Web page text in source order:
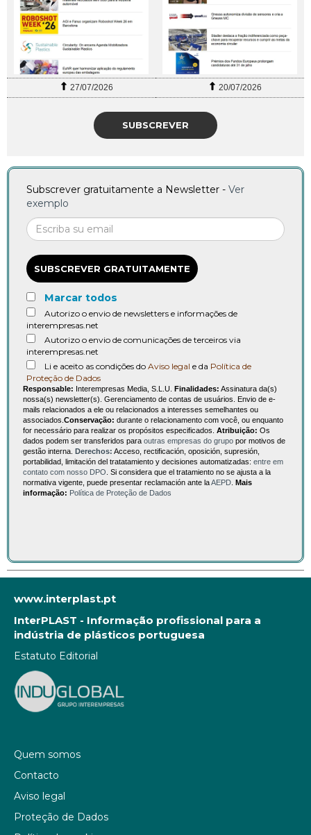
27/07/2026 20/07/2026
SUBSCREVER
Subscrever gratuitamente a Newsletter - Ver
exemplo
SUBSCREVER GRATUITAMENTE
Marcar todos
Autorizo o envio de newsletters e informações de
interempresas.net
Autorizo o envio de comunicações de terceiros via
interempresas.net
Li e aceito as condições do Aviso legal e da Política de
Proteção de Dados
Responsable: Interempresas Media, S.L.U. Finalidades: Assinatura da(s)
nossa(s) newsletter(s). Gerenciamento de contas de usuários. Envio de e-
mails relacionados a ele ou relacionados a interesses semelhantes ou
associados. Conservação: durante o relacionamento com você, ou enquanto
for necessário para realizar os propósitos especificados. Atribuição: Os
dados podem ser transferidos para outras empresas do grupo por motivos de
gestão interna.
Derechos: Acceso, rectificación, oposición, supresión,
portabilidad, limitación del tratatamiento y decisiones automatizadas: entre em
contato com nosso DPO . Si considera que el tratamiento no se ajusta a la
normativa vigente, puede presentar reclamación ante laAEPD
Mais
informação: Política de Proteção de Dados
www.interplast.pt
InterPLAST - Informação profissional para a
indústria de plásticos portuguesa
Estatuto Editorial
Quem somos
Contacto
Aviso legal
Proteção de Dados